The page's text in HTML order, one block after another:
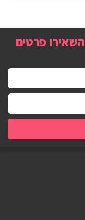
השאירו פרטים